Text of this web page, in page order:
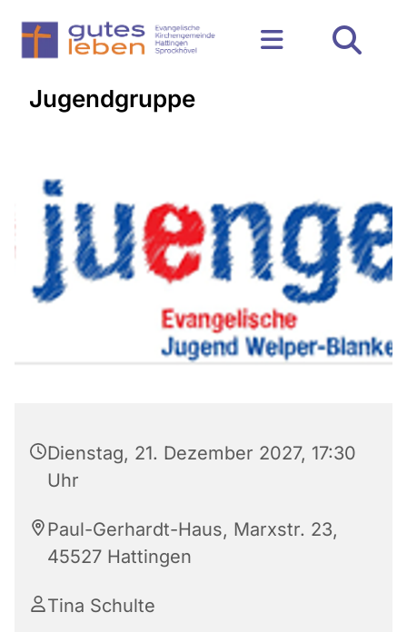
Jugendgruppe
Dienstag, 21. Dezember 2027, 17:30
Uhr
Paul-Gerhardt-Haus, Marxstr. 23,
45527 Hattingen
Tina Schulte